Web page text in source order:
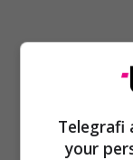
Telegrafi
your